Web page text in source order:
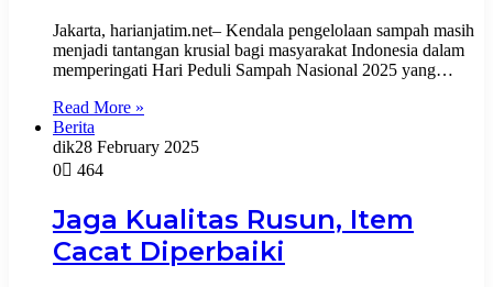
Jakarta, harianjatim.net– Kendala pengelolaan sampah masih
menjadi tantangan krusial bagi masyarakat Indonesia dalam
memperingati Hari Peduli Sampah Nasional 2025 yang…
Read More »
Berita
dik28 February 2025
0
464
Jaga Kualitas Rusun, Item
Cacat Diperbaiki